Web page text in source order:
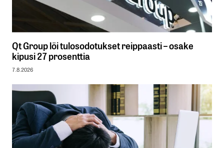
Qt Group löi tulosodotukset reippaasti – osake
kipusi 27 prosenttia
7.8.2026